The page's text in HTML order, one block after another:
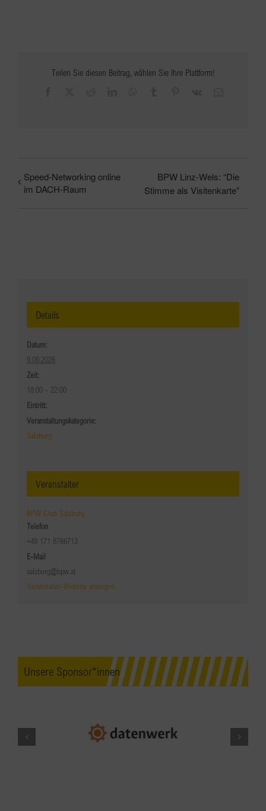
Teilen Sie diesen Beitrag, wählen Sie Ihre Plattform!
Speed-Networking online
im DACH-Raum
BPW Linz-Wels: “Die
Stimme als Visitenkarte”
Details
Datum:
9.09.2026
Zeit:
18:00 - 22:00
Eintritt:
Veranstaltungskategorie:
Salzburg
Veranstalter
BPW Club Salzburg
Telefon
+49 171 8766713
E-Mail
salzburg@bpw.at
Veranstalter-Website anzeigen
Unsere Sponsor*innen